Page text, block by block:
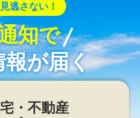
逃さない！
知で
報が届く
・不動産